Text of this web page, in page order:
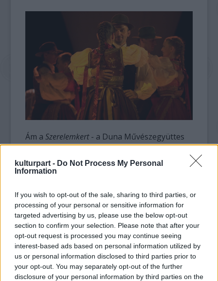
kulturpart - Do Not Process My Personal
Information
If you wish to opt-out of the sale, sharing to third parties, or
processing of your personal or sensitive information for
targeted advertising by us, please use the below opt-out
section to confirm your selection. Please note that after your
opt-out request is processed you may continue seeing
interest-based ads based on personal information utilized by
us or personal information disclosed to third parties prior to
your opt-out. You may separately opt-out of the further
disclosure of your personal information by third parties on the
Ám aSzerelemkert- a Duna Művészegyüttes
ars poeticájának megfelelően - a mába emeli
a népzenét és a néptáncot, így benne szerves
egységet alkot múlt és jelen, az autentikus
értelmezés.
A válogatásban a Duna Művészegyüttes
közelmúltban készült produkcióból: aTavaszi
szél , azAranyág, aBarocco Rusticoés az
Örökkön örökkécímű előadásokból láthatók
táncképek.
Duna Művészegyüttes: Szerelemkert